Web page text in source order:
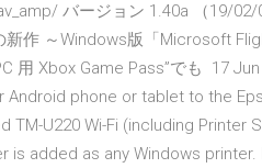
バージョン 1.40a （19/02/
作 ～Windows版「Microsoft
用 Xbox Game Pass”でも 17
phone or tablet to the
U220 Wi-Fi (including Printer
is added as any Windows printer.